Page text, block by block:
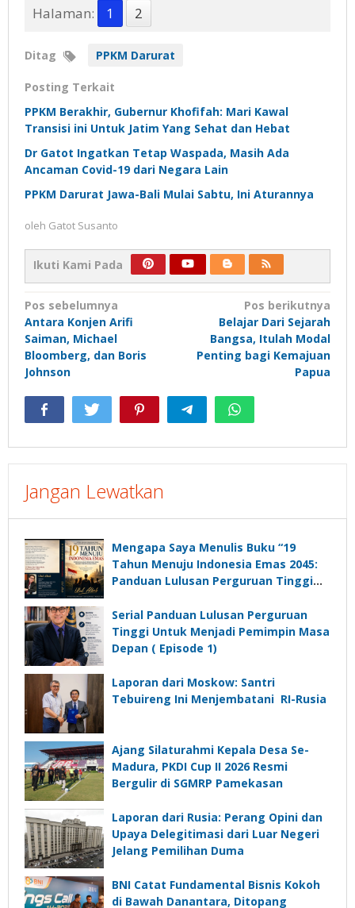
Halaman: 1 2
Ditag PPKM Darurat
Posting Terkait
PPKM Berakhir, Gubernur Khofifah: Mari Kawal
Transisi ini Untuk Jatim Yang Sehat dan Hebat
Dr Gatot Ingatkan Tetap Waspada, Masih Ada
Ancaman Covid-19 dari Negara Lain
PPKM Darurat Jawa-Bali Mulai Sabtu, Ini Aturannya
oleh Gatot Susanto
Ikuti Kami Pada
Navigasi
pos
Pos sebelumnya
Antara Konjen Arifi
Saiman, Michael
Bloomberg, dan Boris
Johnson
Pos berikutnya
Belajar Dari Sejarah
Bangsa, Itulah Modal
Penting bagi Kemajuan
Papua
Jangan Lewatkan
Mengapa Saya Menulis Buku “19
Tahun Menuju Indonesia Emas 2045:
Panduan Lulusan Perguruan Tinggi
Depan”?
Serial Panduan Lulusan Perguruan
Tinggi Untuk Menjadi Pemimpin Masa
Depan ( Episode 1)
Laporan dari Moskow: Santri
Tebuireng Ini Menjembatani RI-Rusia
Ajang Silaturahmi Kepala Desa Se-
Madura, PKDI Cup II 2026 Resmi
Bergulir di SGMRP Pamekasan
Laporan dari Rusia: Perang Opini dan
Upaya Delegitimasi dari Luar Negeri
Jelang Pemilihan Duma
BNI Catat Fundamental Bisnis Kokoh
di Bawah Danantara, Ditopang